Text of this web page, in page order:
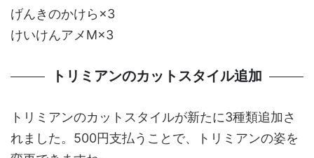
げんきのかけら×3
けいけんアメM×3
トリミアンのカットスタイル追加
トリミアンのカットスタイルが新たに3種類追加さ
れました。500円支払うことで、トリミアンの姿を